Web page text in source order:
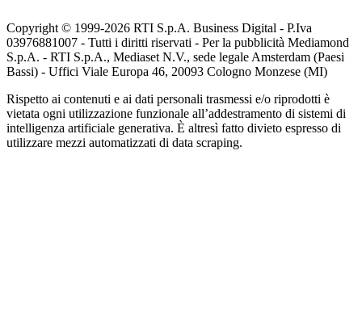
Copyright © 1999-2026 RTI S.p.A. Business Digital - P.Iva
03976881007 - Tutti i diritti riservati - Per la pubblicità Mediamond
S.p.A. - RTI S.p.A., Mediaset N.V., sede legale Amsterdam (Paesi
Bassi) - Uffici Viale Europa 46, 20093 Cologno Monzese (MI)
Rispetto ai contenuti e ai dati personali trasmessi e/o riprodotti è
vietata ogni utilizzazione funzionale all’addestramento di sistemi di
intelligenza artificiale generativa. È altresì fatto divieto espresso di
utilizzare mezzi automatizzati di data scraping.